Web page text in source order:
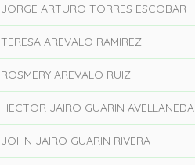
JORGE ARTURO TORRES ESCOBAR
TERESA AREVALO RAMIREZ
ROSMERY AREVALO RUIZ
HECTOR JAIRO GUARIN AVELLANEDA
JOHN JAIRO GUARIN RIVERA